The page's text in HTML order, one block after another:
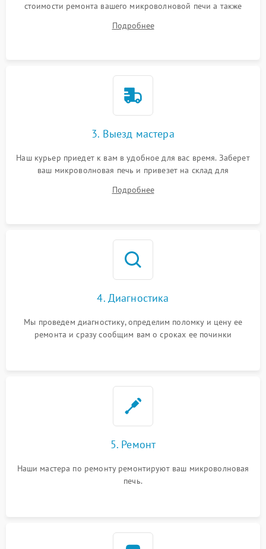
стоимости ремонта вашего микроволновой печи а также
Подробнее
3. Выезд мастера
Наш курьер приедет к вам в удобное для вас время. Заберет
ваш микроволновая печь и привезет на склад для
Подробнее
4. Диагностика
Мы проведем диагностику, определим поломку и цену ее
ремонта и сразу сообщим вам о сроках ее починки
5. Ремонт
Наши мастера по ремонту ремонтируют ваш микроволновая
печь.